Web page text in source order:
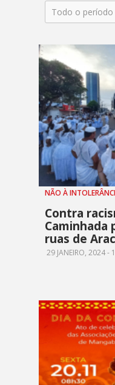
Todo o período
NÃO À
Contra
Caminhada
ruas de
29 JANEIRO, 2024 -